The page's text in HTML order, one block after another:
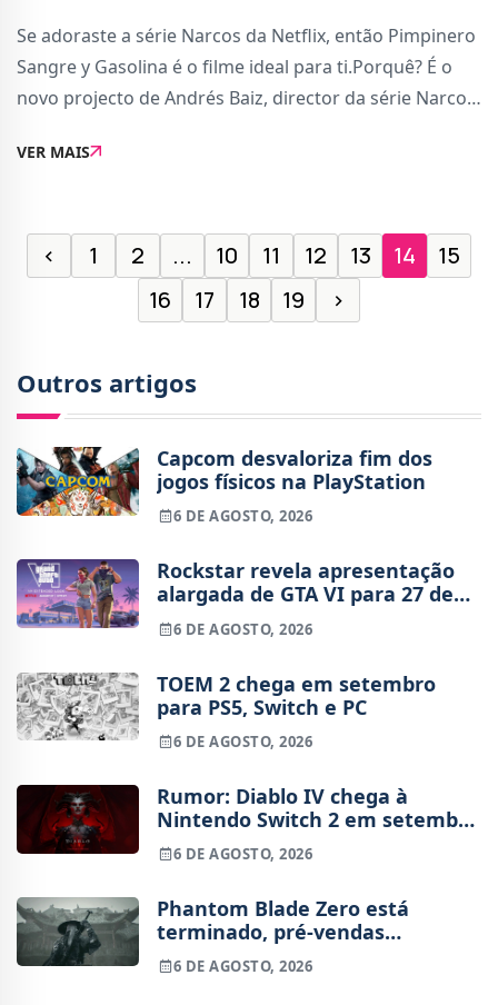
Se adoraste a série Narcos da Netflix, então Pimpinero
Sangre y Gasolina é o filme ideal para ti.Porquê? É o
novo projecto de Andrés Baiz, director da série Narcos
cantor colombiano e vencedor
VER MAIS
‹ 1 2 ... 10 11 12 13 14
15
16
17 18 19 ›
Outros artigos
Capcom desvaloriza fim dos
jogos físicos na PlayStation
6 DE AGOSTO, 2026
Rockstar revela apresentação
alargada de GTA VI para 27 de
agosto
6 DE AGOSTO, 2026
TOEM 2 chega em setembro
para PS5, Switch e PC
6 DE AGOSTO, 2026
Rumor: Diablo IV chega à
Nintendo Switch 2 em setembro
e vai custar o preço de um jogo
novo
6 DE AGOSTO, 2026
Phantom Blade Zero está
terminado, pré-vendas
começam na próxima semana
6 DE AGOSTO, 2026